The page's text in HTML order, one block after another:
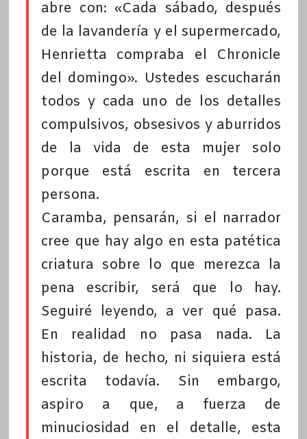
abre con: «Cada sábado, después
de la lavandería y el supermercado,
Henrietta compraba el Chronicle
del domingo». Ustedes escucharán
todos y cada uno de los detalles
compulsivos, obsesivos y aburridos
de la vida de esta mujer solo
porque está escrita en tercera
persona.
Caramba, pensarán, si el narrador
cree que hay algo en esta patética
criatura sobre lo que merezca la
pena escribir, será que lo hay.
Seguiré leyendo, a ver qué pasa.
En realidad no pasa nada. La
historia, de hecho, ni siquiera está
escrita todavía. Sin embargo,
aspiro a que, a fuerza de
minuciosidad en el detalle, esta